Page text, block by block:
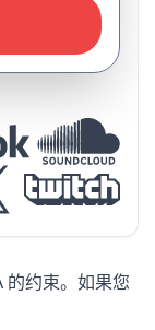
的约束。如果您